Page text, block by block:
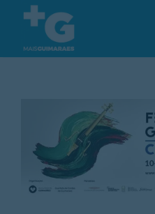
content
Desporto